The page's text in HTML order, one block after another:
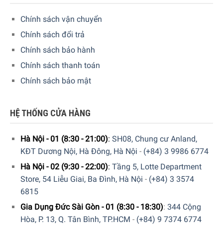
Giao hàng nhanh chóng toàn quốc
Bảo hành bằng thẻ bảo hành chính hãng từ công ty
Hàng đúng nguồn gốc, chính hãng, nhập khẩu Đức &
EU.
Xem thêm các sản phẩm khác
5/5 - (1 bình chọn)
Chính sách vận chuyển
Chính sách đổi trả
Chính sách bảo hành
Chính sách thanh toán
Chính sách bảo mật
HỆ THỐNG CỬA HÀNG
Hà Nội - 01 (8:30 - 21:00): SH08, Chung cư Anland,
KĐT Dương Nội, Hà Đông, Hà Nội - (+84) 3 9986 6774
Hà Nội - 02 (9:30 - 22:00): Tầng 5, Lotte Department
Store, 54 Liễu Giai, Ba Đình, Hà Nội - (+84) 3 3574
6815
Gia Dụng Đức Sài Gòn - 01 (8:30 - 18:30): 344 Cộng
Hòa, P. 13, Q. Tân Bình, TP.HCM - (+84) 9 7374 6774